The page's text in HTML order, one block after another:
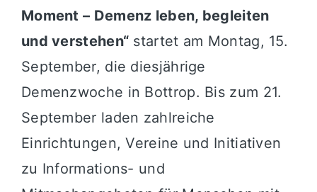
Moment – Demenz leben, begleiten
und verstehen“ startet am Montag, 15.
September, die diesjährige
Demenzwoche in Bottrop. Bis zum 21.
September laden zahlreiche
Einrichtungen, Vereine und Initiativen
zu Informations- und